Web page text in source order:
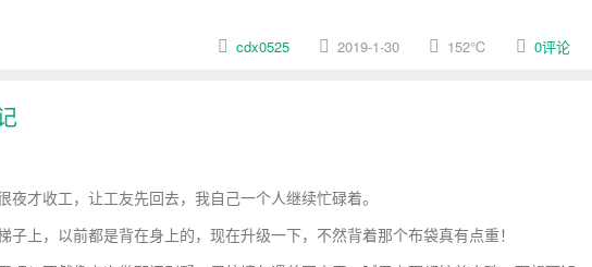
cdx0525 2019-1-30 152℃ 0评论
才收工，让工友先回去，我自己一个人继续忙碌着。
上，以前都是背在身上的，现在升级一下，不然背着那个布袋真有点重！